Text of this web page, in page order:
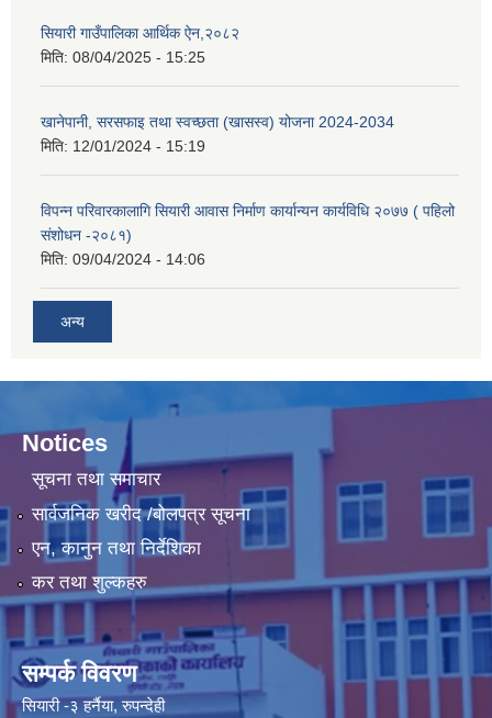
सियारी गाउँपालिका आर्थिक ऐन,२०८२
मिति: 08/04/2025 - 15:25
खानेपानी, सरसफाइ तथा स्वच्छता (खासस्व) योजना 2024-2034
मिति: 12/01/2024 - 15:19
विपन्न परिवारकालागि सियारी आवास निर्माण कार्यान्यन कार्यविधि २०७७ ( पहिलो
संशोधन -२०८१)
मिति: 09/04/2024 - 14:06
अन्य
Notices
सूचना तथा समाचार
सार्वजनिक खरीद /बोलपत्र सूचना
एन, कानुन तथा निर्देशिका
कर तथा शुल्कहरु
सम्पर्क विवरण
सियारी -३ हर्नैया, रुपन्देही